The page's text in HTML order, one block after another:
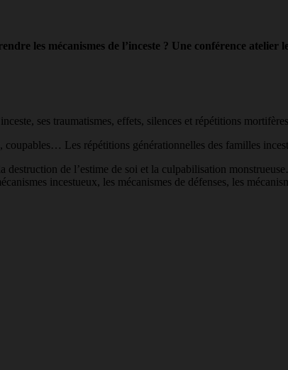
les mécanismes de l’inceste ? Une conférence
ses traumatismes, effets, silences et répétitions
Les répétitions générationnelles des familles
de l’estime de soi et la culpabilisation
incestueux, les mécanismes de défenses, les